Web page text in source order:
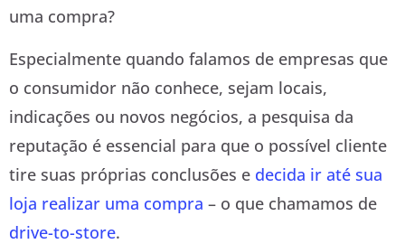
uma compra?
Especialmente quando falamos de empresas que
o consumidor não conhece, sejam locais,
indicações ou novos negócios, a pesquisa da
reputação é essencial para que o possível cliente
tire suas próprias conclusões e decida ir até sua
loja realizar uma compra – o que chamamos de
drive-to-store.